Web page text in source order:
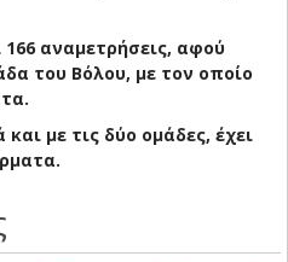
αναμετρήσεις, αφού
του Βόλου, με τον οποίο
με τις δύο ομάδες, έχει